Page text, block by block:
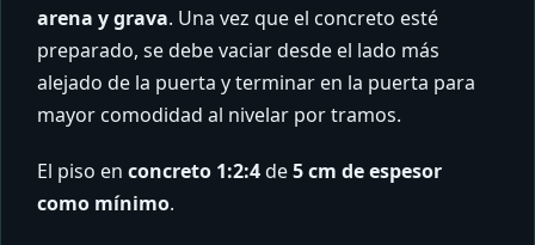
arena y grava. Una vez que el concreto esté
preparado, se debe vaciar desde el lado más
alejado de la puerta y terminar en la puerta para
mayor comodidad al nivelar por tramos.
El piso en concreto 1:2:4de5 cm de espesor
como mínimo.